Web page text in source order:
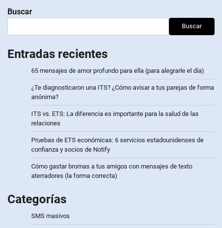
entradas
Buscar
Buscar
Entradas recientes
65 mensajes de amor profundo para ella (para alegrarle el día)
¿Te diagnosticaron una ITS? ¿Cómo avisar a tus parejas de forma
anónima?
ITS vs. ETS: La diferencia es importante para la salud de las
relaciones
Pruebas de ETS económicas: 6 servicios estadounidenses de
confianza y socios de Notify
Cómo gastar bromas a tus amigos con mensajes de texto
aterradores (la forma correcta)
Categorías
SMS masivos